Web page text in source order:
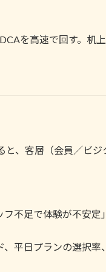
を高速で回す。机上
と、客層（会員／ビジ
不足で体験が不安定
平日プランの選択率